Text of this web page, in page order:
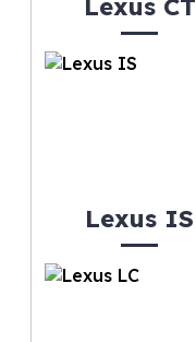
Lexus CT
Lexus IS